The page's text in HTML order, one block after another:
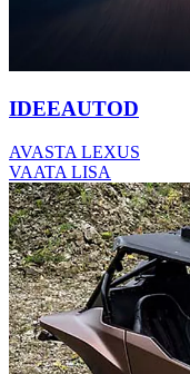
IDEEAUTOD
AVASTA LEXUS
VAATA LISA